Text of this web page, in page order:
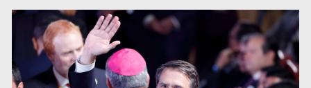
Avalan rebaja del Siapa para 203 colonias